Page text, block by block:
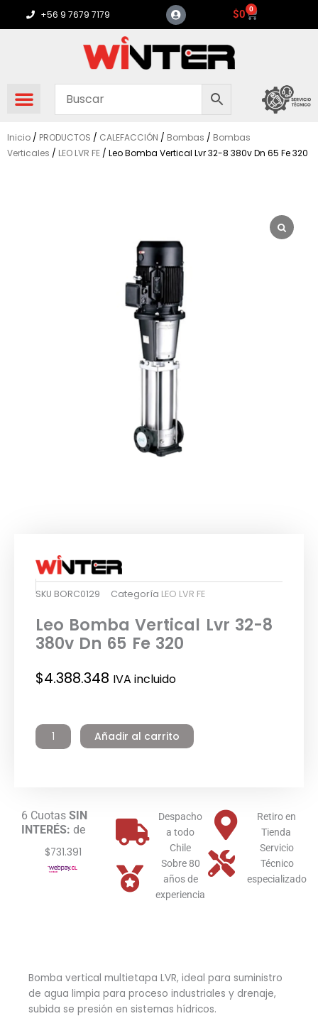
+56 9 7679 7179 $0 0
Carrito
Inicio / PRODUCTOS / CALEFACCIÓN / Bombas / Bombas
Verticales / LEO LVR FE / Leo Bomba Vertical Lvr 32-8 380v Dn 65 Fe 320
SKU BORC0129 Categoría LEO LVR FE
Leo Bomba Vertical Lvr 32-8
380v Dn 65 Fe 320
$4.388.348 IVA incluido
Bomba
Vertical
Lvr
Dn
65
Fe
Añadir al carrito
6 Cuotas SIN
INTERÉS: de
$731.391
Despacho
a todo
Chile
Sobre 80
años de
experiencia
Retiro en
Tienda
Servicio
Técnico
especializado
Bomba vertical multietapa LVR, ideal para suministro
de agua limpia para proceso industriales y drenaje,
subida se presión en sistemas hídricos.